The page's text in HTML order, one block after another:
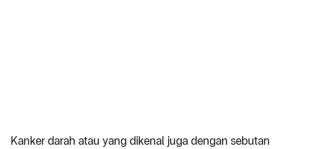
Kanker darah atau yang dikenal juga dengan sebutan